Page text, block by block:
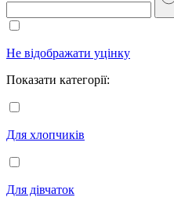
Не відображати уцінку
Показати категорії:
Для хлопчиків
Для дівчаток